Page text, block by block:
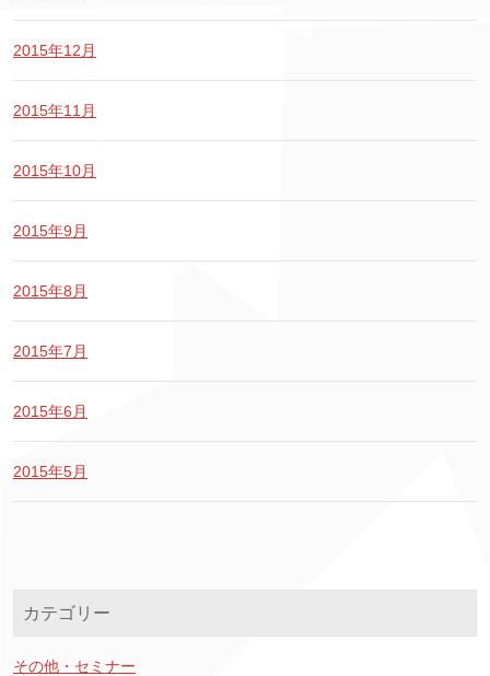
2015年12月
2015年11月
2015年10月
2015年9月
2015年8月
2015年7月
2015年6月
2015年5月
カテゴリー
その他・セミナー